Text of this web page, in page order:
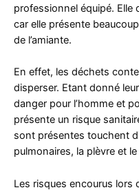
professionnel équipé. Elle
car elle présente
de l’amiante.
En effet, les déchets
disperser. Etant donné
danger pour l’homme et
présente un risque
sont présentes touchent
pulmonaires, la plèvre et
Les risques encourus lors